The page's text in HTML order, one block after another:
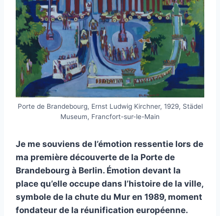
Porte de Brandebourg, Ernst Ludwig Kirchner, 1929, Städel
Museum, Francfort-sur-le-Main
Je me souviens de l’émotion ressentie lors de
ma première découverte de la Porte de
Brandebourg à Berlin. Émotion devant la
place qu’elle occupe dans l’histoire de la ville,
symbole de la chute du Mur en 1989, moment
fondateur de la réunification européenne.